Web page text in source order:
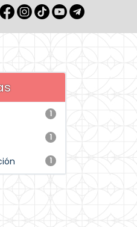
1
1
1